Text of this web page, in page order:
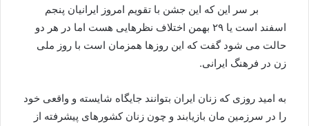
بر سر این که این جشن با تقویم امروز ایرانیان پنجم
اسفند است یا ۲۹ بهمن اختلاف نظرهایی هست اما در هر دو
حالت می شود گفت که این روزها همزمان است با روز ملی
زن در فرهنگ ایرانی.
به امید روزی که زنان ایران بتوانند جایگاه شایسته و واقعی خود
را در سرزمین مان بازیابند و چون زنان کشورهای پیشرفته از